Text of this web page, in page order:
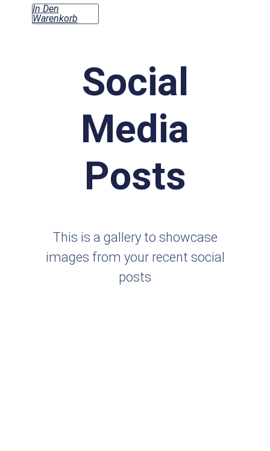
In Den
Warenkorb
Social
Media
Posts
This is a gallery to showcase
images from your recent social
posts